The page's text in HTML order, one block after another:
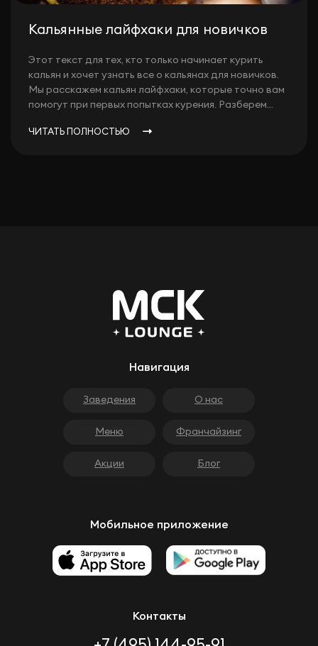
Кальянные лайфхаки для новичков
Этот текст для тех, кто только начинает курить
кальян и хочет узнать все о кальянах для новичков.
Мы расскажем кальян лайфхаки, которые точно вам
помогут при первых попытках курения. Разберем...
ЧИТАТЬ ПОЛНОСТЬЮ
Навигация
Заведения О нас
Меню Франчайзинг
Акции Блог
Мобильное приложение
Контакты